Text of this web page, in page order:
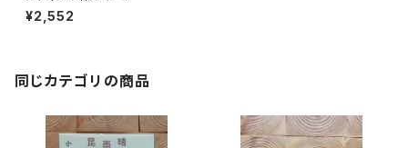
¥2,552
同じカテゴリの商品